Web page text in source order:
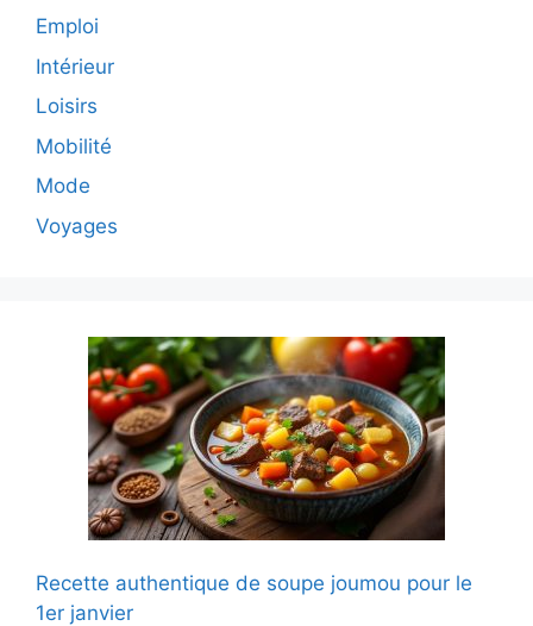
Emploi
Intérieur
Loisirs
Mobilité
Mode
Voyages
Recette authentique de soupe joumou pour le
1er janvier